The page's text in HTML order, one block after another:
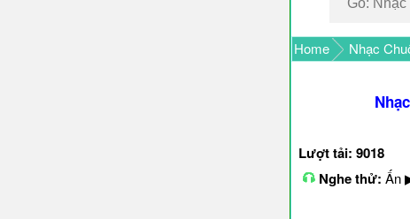
Home Nhạc
Lượt tải: 9018
Nghe thử: Ấn